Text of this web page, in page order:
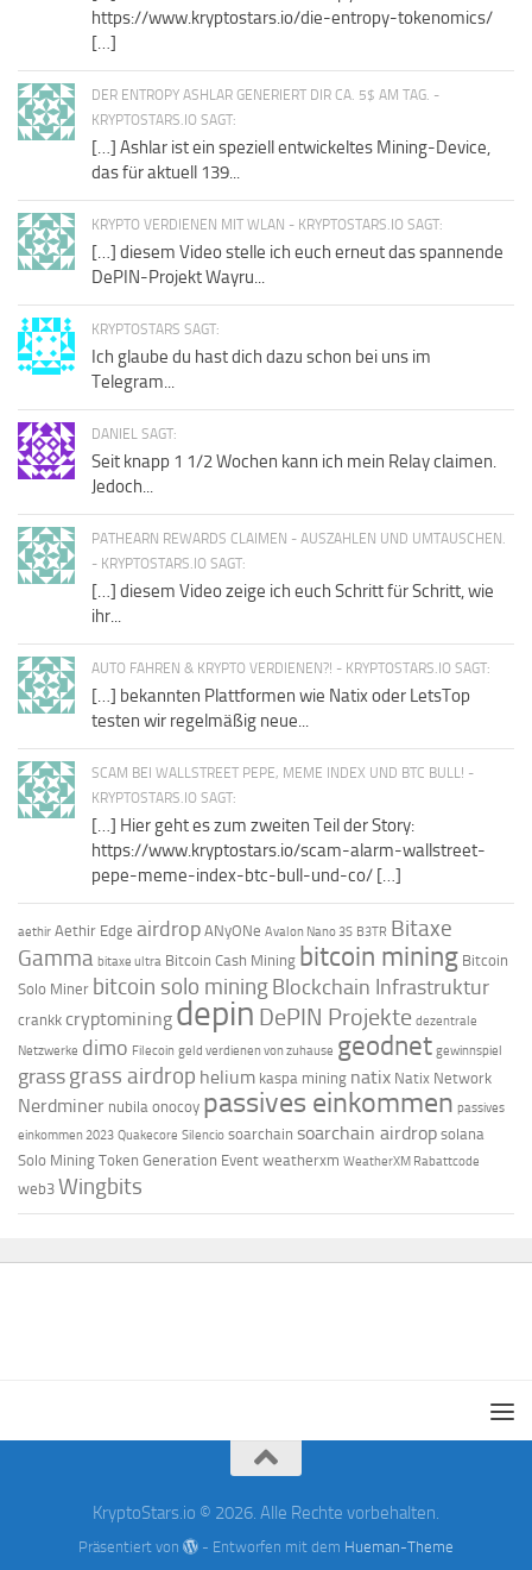
https://www.kryptostars.io/die-entropy-tokenomics/
[…]
DER ENTROPY ASHLAR GENERIERT DIR CA. 5$ AM TAG. -
KRYPTOSTARS.IO SAGT:
[…] Ashlar ist ein speziell entwickeltes Mining-Device,
das für aktuell 139...
KRYPTO VERDIENEN MIT WLAN - KRYPTOSTARS.IO SAGT:
[…] diesem Video stelle ich euch erneut das spannende
DePIN-Projekt Wayru...
KRYPTOSTARS SAGT:
Ich glaube du hast dich dazu schon bei uns im
Telegram...
DANIEL SAGT:
Seit knapp 1 1/2 Wochen kann ich mein Relay claimen.
Jedoch...
PATHEARN REWARDS CLAIMEN - AUSZAHLEN UND UMTAUSCHEN.
- KRYPTOSTARS.IO SAGT:
[…] diesem Video zeige ich euch Schritt für Schritt, wie
ihr...
AUTO FAHREN & KRYPTO VERDIENEN?! - KRYPTOSTARS.IO SAGT:
[…] bekannten Plattformen wie Natix oder LetsTop
testen wir regelmäßig neue...
SCAM BEI WALLSTREET PEPE, MEME INDEX UND BTC BULL! -
KRYPTOSTARS.IO SAGT:
[…] Hier geht es zum zweiten Teil der Story:
https://www.kryptostars.io/scam-alarm-wallstreet-
pepe-meme-index-btc-bull-und-co/ […]
aethir Aethir Edge airdrop ANyONe Avalon Nano 3S B3TR Bitaxe
Gamma bitaxe ultra Bitcoin Cash Mining bitcoin mining Bitcoin
Solo Miner bitcoin solo mining Blockchain Infrastruktur
crankk cryptomining depin DePIN Projekte dezentrale
Netzwerke dimo Filecoin geld verdienen von zuhause geodnet gewinnspiel
grass grass airdrop helium kaspa mining natix Natix Network
Nerdminer nubila onocoy passives einkommen passives
einkommen 2023 Quakecore Silencio soarchain soarchain airdrop solana
Solo Mining Token Generation Event weatherxm WeatherXM Rabattcode
web3 Wingbits
KryptoStars.io © 2026. Alle Rechte vorbehalten.
Präsentiert von - Entworfen mit dem Hueman-Theme